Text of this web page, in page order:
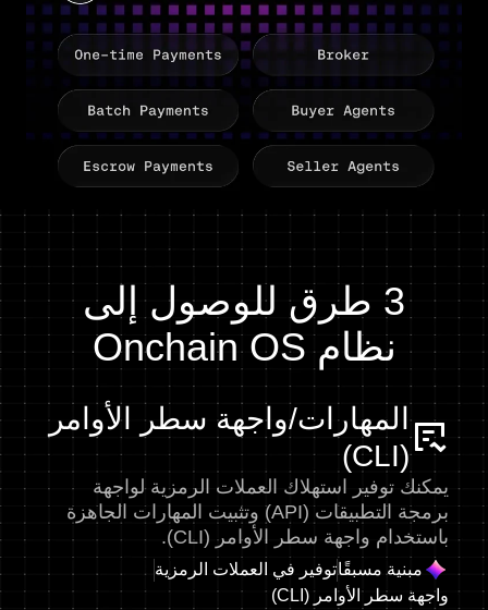
3 طرق للوصول إلى
نظام Onchain OS
المهارات/واجهة سطر الأوامر
(CLI)
يمكنك توفير استهلاك العملات الرمزية لواجهة
برمجة التطبيقات (API) وتثبيت المهارات الجاهزة
باستخدام واجهة سطر الأوامر (CLI).
مبنية مسبقًاتوفير في العملات الرمزية
واجهة سطر الأوامر (CLI)